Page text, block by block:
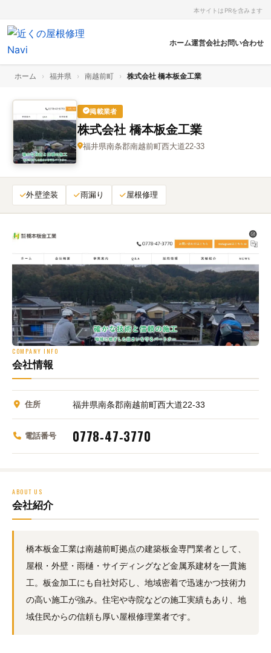
本サイトはPRを含みます
ホーム運営会社お問い合わせ
ホーム › 福井県 › 南越前町 › 株式会社 橋本板金工業
掲載業者
株式会社 橋本板金工業
福井県南条郡南越前町西大道22‑33
外壁塗装 雨漏り 屋根修理
COMPANY INFO
会社情報
住所 福井県南条郡南越前町西大道22‑33
電話番号 0778‑47‑3770
ABOUT US
会社紹介
橋本板金工業は南越前町拠点の建築板金専門業者として、
屋根・外壁・雨樋・サイディングなど金属系建材を一貫施
工。板金加工にも自社対応し、地域密着で迅速かつ技術力
の高い施工が強み。住宅や寺院などの施工実績もあり、地
域住民からの信頼も厚い屋根修理業者です。